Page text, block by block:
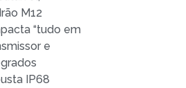
M12
“tudo em
e
IP68